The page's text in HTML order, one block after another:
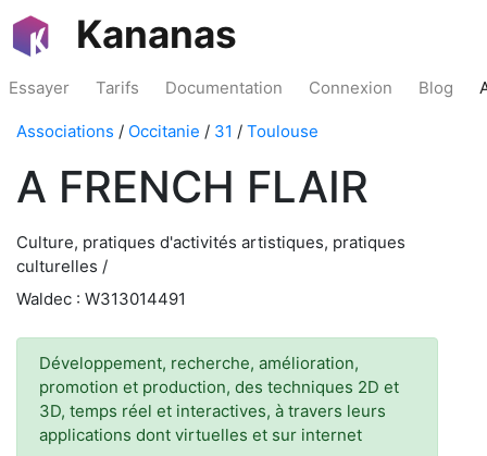
Kananas
Essayer Tarifs Documentation Connexion Blog
Associations / Occitanie / 31 / Toulouse
A FRENCH FLAIR
Culture, pratiques d'activités artistiques, pratiques
culturelles /
Waldec : W313014491
Développement, recherche, amélioration,
promotion et production, des techniques 2D et
3D, temps réel et interactives, à travers leurs
applications dont virtuelles et sur internet